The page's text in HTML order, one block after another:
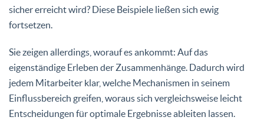
sicher erreicht wird? Diese Beispiele ließen sich ewig
fortsetzen.
Sie zeigen allerdings, worauf es ankommt: Auf das
eigenständige Erleben der Zusammenhänge. Dadurch wird
jedem Mitarbeiter klar, welche Mechanismen in seinem
Einflussbereich greifen, woraus sich vergleichsweise leicht
Entscheidungen für optimale Ergebnisse ableiten lassen.